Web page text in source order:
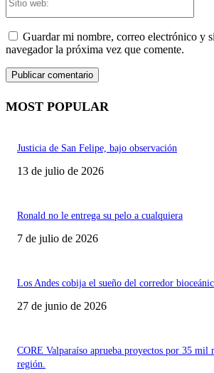
Guardar mi nombre, correo electrónico y
navegador la próxima vez que comente.
MOST POPULAR
Justicia de San Felipe, bajo observación
13 de julio de 2026
Ronald no le entrega su pelo a cualquiera
7 de julio de 2026
Los Andes cobija el sueño del corredor
27 de junio de 2026
CORE Valparaíso aprueba proyectos por 35 mil
región.